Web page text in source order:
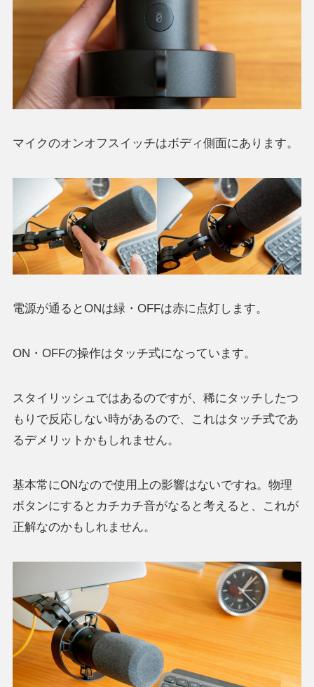
マイクのオンオフスイッチはボディ側面にあります。
電源が通るとONは緑・OFFは赤に点灯します。
ON・OFFの操作はタッチ式になっています。
スタイリッシュではあるのですが、稀にタッチしたつ
もりで反応しない時があるので、これはタッチ式であ
るデメリットかもしれません。
基本常にONなので使用上の影響はないですね。物理
ボタンにするとカチカチ音がなると考えると、これが
正解なのかもしれません。